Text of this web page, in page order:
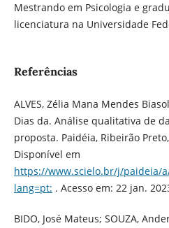
Mestrando em Psicologia e
licenciatura na Universidade
Referências
ALVES, Zélia Mana Mendes
Dias da. Análise qualitativa de
proposta. Paidéia, Ribeirão
Disponível em
https://www.scielo.br/j/paideia/a/
lang=pt: . Acesso em: 22 jan.
BIDO, José Mateus; SOUZA,